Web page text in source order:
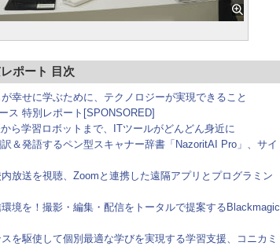
ポート 目次
幸せに学ぶために、テクノロジーが実現できること
特別レポート[SPONSORED]
ら学習ロボットまで、ITツールがどんどん身近に
＆発語するペン型スキャナー辞書「NazoritAI Pro」、サイ
放送を視聴、Zoomと連携した遠隔アプリとプログラミン
境を！撮影・編集・配信をトータルで提案するBlackmagic
を駆使して個別最適な学びを実現する学習支援、コニカミ